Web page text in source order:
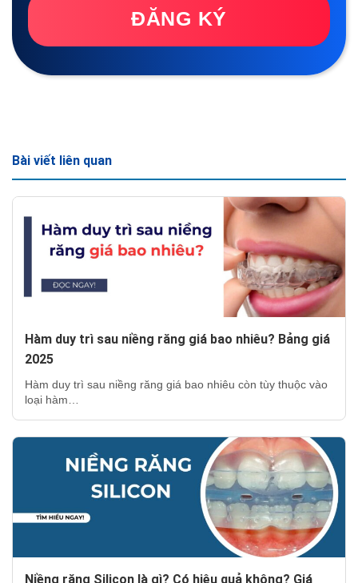
ĐĂNG KÝ
Bài viết liên quan
Hàm duy trì sau niềng răng giá bao nhiêu? Bảng giá
2025
Hàm duy trì sau niềng răng giá bao nhiêu còn tùy thuộc vào
loại hàm…
Niềng răng Silicon là gì? Có hiệu quả không? Giá